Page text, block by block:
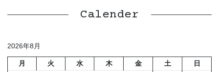
Calender
2026年8月
月 火 水 木 金 土
日